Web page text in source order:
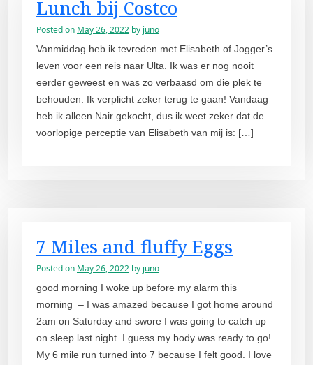
Lunch bij Costco
Posted on May 26, 2022 by juno
Vanmiddag heb ik tevreden met Elisabeth of Jogger’s
leven voor een reis naar Ulta. Ik was er nog nooit
eerder geweest en was zo verbaasd om die plek te
behouden. Ik verplicht zeker terug te gaan! Vandaag
heb ik alleen Nair gekocht, dus ik weet zeker dat de
voorlopige perceptie van Elisabeth van mij is: […]
7 Miles and fluffy Eggs
Posted on May 26, 2022 by juno
good morning I woke up before my alarm this
morning – I was amazed because I got home around
2am on Saturday and swore I was going to catch up
on sleep last night. I guess my body was ready to go!
My 6 mile run turned into 7 because I felt good. I love